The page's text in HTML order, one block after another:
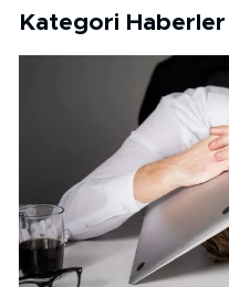
Kategori Haberler